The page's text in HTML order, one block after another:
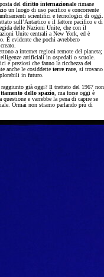
del diritto internazionalerimane
un luogo di uso pacifico e concorrente
scientifici e tecnologici di oggi.
sull’Antartico e il fattore pacifico e di
delle Nazioni Unite, che con il
Unite centrali a New York, ed è
È evidente che pochi avrebbero
a internet regioni remote del pianeta;
artificiali in ospedali o scuole.
e preziosi che fanno la ricchezza dei
anche le cosiddette terre rare, si trovano
in futuro.
raggiunto già oggi? Il trattato del 1967 non
dello spazio , ma forse oggi è
e varrebbe la pena di capire se
Ormai non stiamo parlando più di